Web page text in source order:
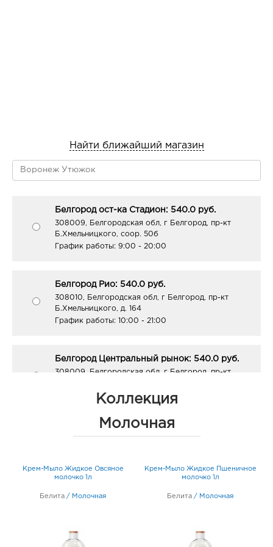
Найти ближайший магазин
Белгород ост-ка Стадион: 540.0 руб.
308009, Белгородская обл, г Белгород, пр-кт
Б.Хмельницкого, соор. 50б
График работы: 9:00 - 20:00
Белгород Рио: 540.0 руб.
308010, Белгородская обл, г Белгород, пр-кт
Б.Хмельницкого, д. 164
График работы: 10:00 - 21:00
Белгород Центральный рынок: 540.0 руб.
308009, Белгородская обл, г Белгород, пр-кт
График работы:9:00 - 21:00
График работы:10:00 - 21:00
д. 36
График работы:
Коллекция
Молочная
Крем-Мыло Жидкое Овсяное
молочко 1л
Белита / Молочная
Крем-Мыло Жидкое Пшеничное
молочко 1л
Белита / Молочная